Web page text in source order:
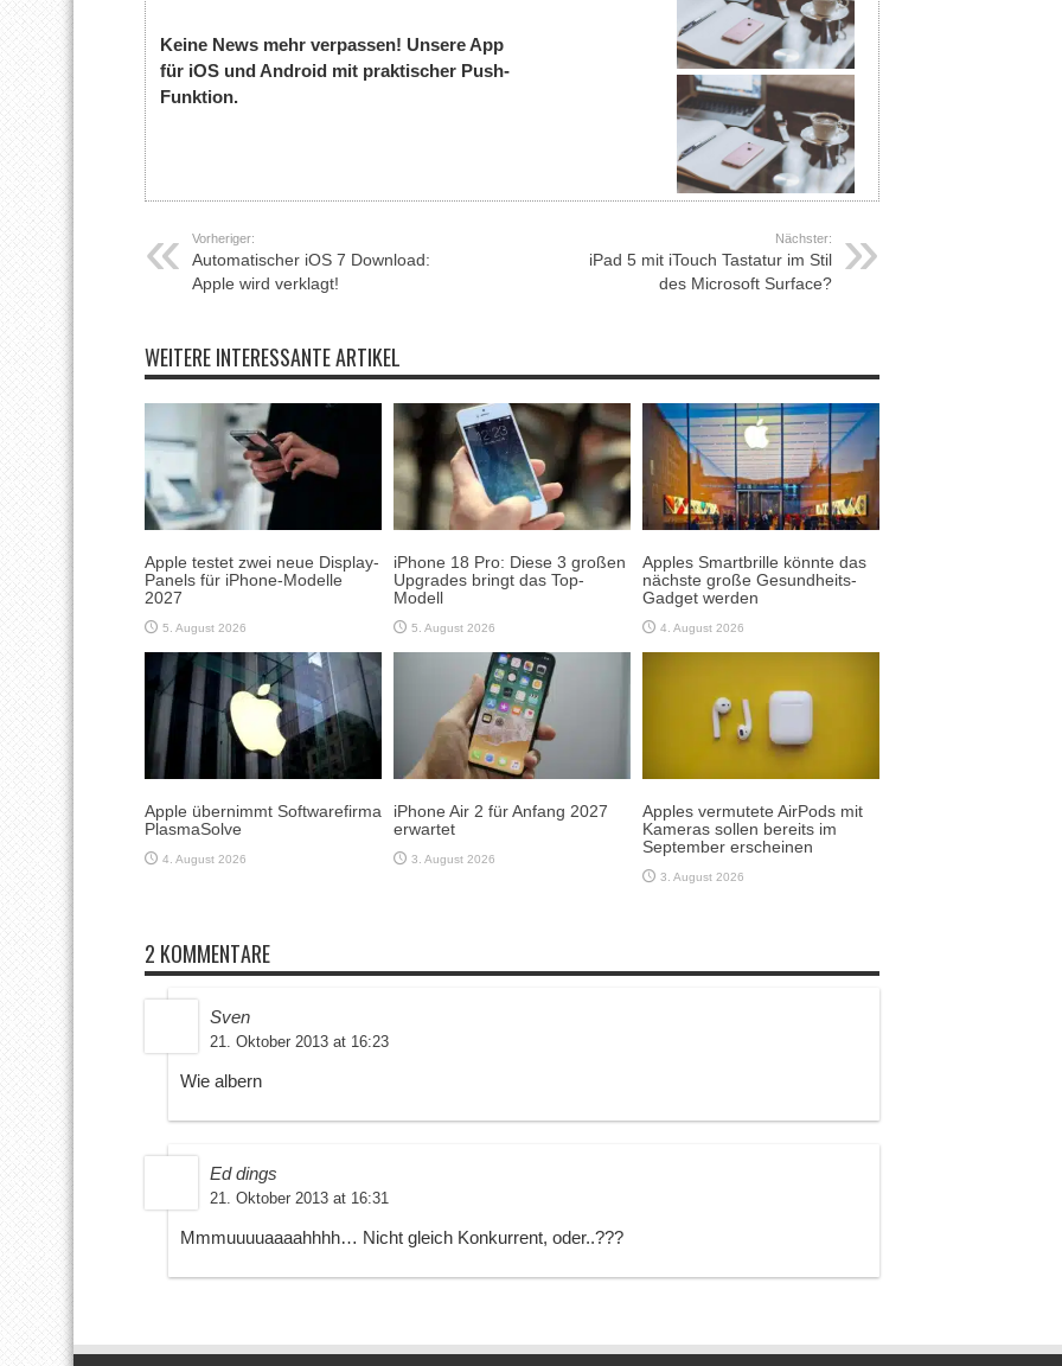
Keine News mehr verpassen! Unsere App
für iOS und Android mit praktischer Push-
Funktion.
Vorheriger:
Automatischer iOS 7 Download:
Apple wird verklagt!
Nächster:
iPad 5 mit iTouch Tastatur im Stil
des Microsoft Surface?
WEITERE INTERESSANTE ARTIKEL
Apple testet zwei neue Display-
Panels für iPhone-Modelle
2027
5. August 2026
iPhone 18 Pro: Diese 3 großen
Upgrades bringt das Top-
Modell
5. August 2026
Apples Smartbrille könnte das
nächste große Gesundheits-
Gadget werden
4. August 2026
Apple übernimmt Softwarefirma
PlasmaSolve
4. August 2026
iPhone Air 2 für Anfang 2027
erwartet
3. August 2026
Apples vermutete AirPods mit
Kameras sollen bereits im
September erscheinen
3. August 2026
2 KOMMENTARE
Sven
21. Oktober 2013 at 16:23
Wie albern
Ed dings
21. Oktober 2013 at 16:31
Mmmuuuuaaaahhhh… Nicht gleich Konkurrent, oder..???